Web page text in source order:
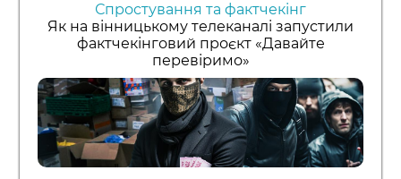
Спростування та фактчекінг
Як на вінницькому телеканалі запустили
фактчекінговий проєкт «Давайте
перевіримо»